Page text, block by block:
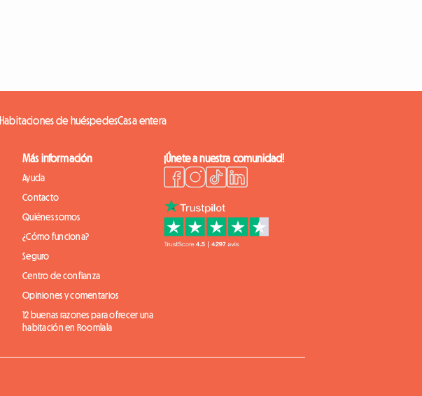
Habitaciones de huéspedesCasa entera
Más información
Ayuda
Contacto
Quiénes somos
¿Cómo funciona?
Seguro
Centro de confianza
Opiniones y comentarios
12 buenas razones para ofrecer una
habitación en Roomlala
¡Únete a nuestra comunidad!